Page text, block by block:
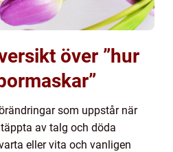
över ”hur
som uppstår när
av talg och döda
eller vita och vanligen